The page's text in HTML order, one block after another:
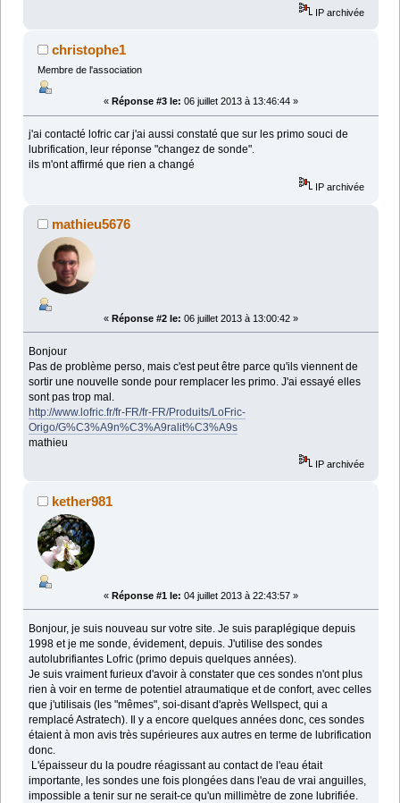
IP archivée
christophe1
Membre de l'association
« Réponse #3 le: 06 juillet 2013 à 13:46:44 »
j'ai contacté lofric car j'ai aussi constaté que sur les primo souci de
lubrification, leur réponse "changez de sonde".
ils m'ont affirmé que rien a changé
IP archivée
mathieu5676
« Réponse #2 le: 06 juillet 2013 à 13:00:42 »
Bonjour
Pas de problème perso, mais c'est peut être parce qu'ils viennent de
sortir une nouvelle sonde pour remplacer les primo. J'ai essayé elles
sont pas trop mal.
http://www.lofric.fr/fr-FR/fr-FR/Produits/LoFric-
Origo/G%C3%A9n%C3%A9ralit%C3%A9s
mathieu
IP archivée
kether981
« Réponse #1 le: 04 juillet 2013 à 22:43:57 »
Bonjour, je suis nouveau sur votre site. Je suis paraplégique depuis
1998 et je me sonde, évidement, depuis. J'utilise des sondes
autolubrifiantes Lofric (primo depuis quelques années).
Je suis vraiment furieux d'avoir à constater que ces sondes n'ont plus
rien à voir en terme de potentiel atraumatique et de confort, avec celles
que j'utilisais (les "mêmes", soi-disant d'après Wellspect, qui a
remplacé Astratech). Il y a encore quelques années donc, ces sondes
étaient à mon avis très supérieures aux autres en terme de lubrification
donc.
L'épaisseur du la poudre réagissant au contact de l'eau était
importante, les sondes une fois plongées dans l'eau de vrai anguilles,
impossible a tenir sur ne serait-ce qu'un millimètre de zone lubrifiée.